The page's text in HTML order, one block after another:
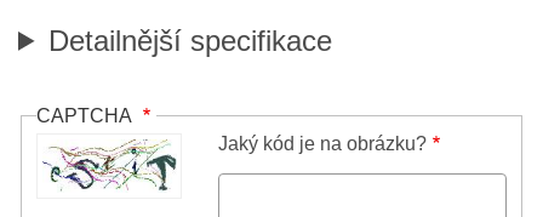
Detailnější specifikace
CAPTCHA
Jaký kód je na obrázku?